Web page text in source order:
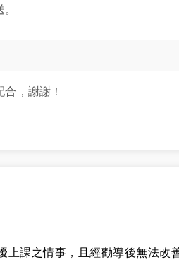
，謝謝！
上課之情事，且經勸導後無法改